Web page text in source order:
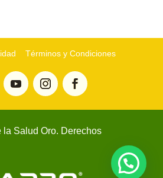
Términos y Condiciones
Salud Oro. Derechos